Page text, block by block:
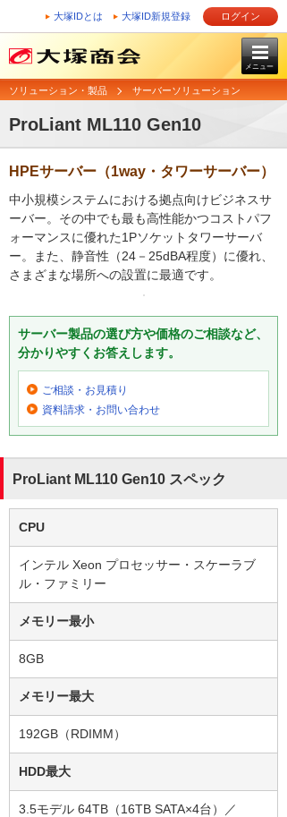
大塚IDとは 大塚ID新規登録 ログイン
メニュー
ソリューション・製品 サーバーソリューション
ProLiant ML110 Gen10
HPEサーバー（1way・タワーサーバー）
中小規模システムにおける拠点向けビジネスサ
ーバー。その中でも最も高性能かつコストパフ
ォーマンスに優れた1Pソケットタワーサーバ
ー。また、静音性（24－25dBA程度）に優れ、
さまざまな場所への設置に最適です。
サーバー製品の選び方や価格のご相談など、
分かりやすくお答えします。
ご相談・お見積り
資料請求・お問い合わせ
ProLiant ML110 Gen10 スペック
CPU
インテル Xeon プロセッサー・スケーラブ
ル・ファミリー
メモリー最小
8GB
メモリー最大
192GB（RDIMM）
HDD最大
3.5モデル 64TB（16TB SATA×4台）／